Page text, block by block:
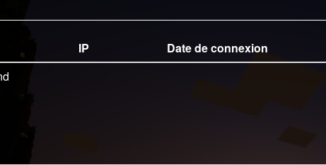
IP
Date de connexion